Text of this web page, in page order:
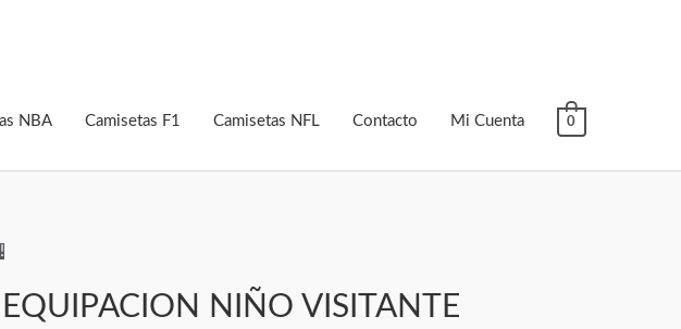
NBA Camisetas F1 Camisetas NFL Contacto Mi Cuenta 0
EQUIPACION NIÑO VISITANTE
originalactual
EQUIPACION
VISITANTE